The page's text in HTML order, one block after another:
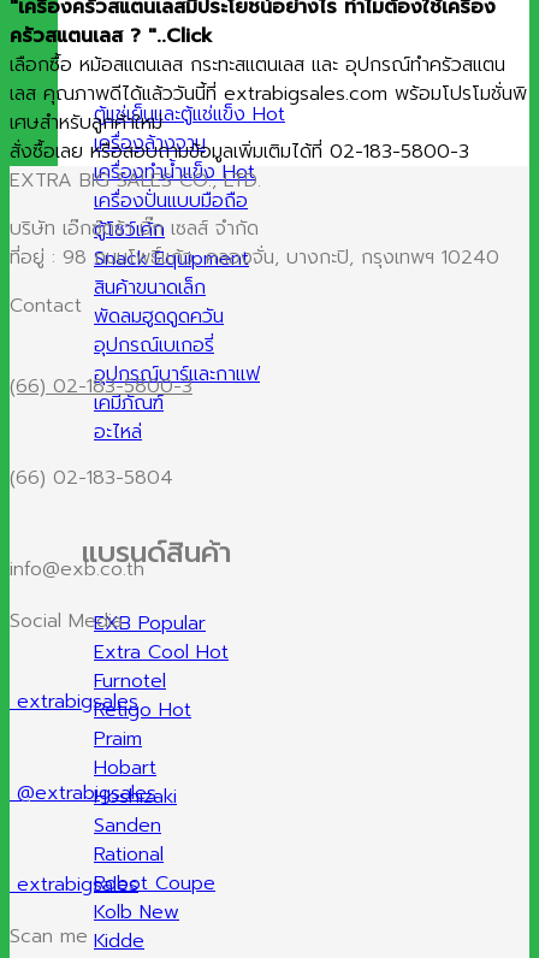
ตู้แช่เย็นและตู้แช่แข็ง
เครื่องล้างจาน
เครื่องทำน้ำแข็ง
เครื่องปั่นแบบมือถือ
ตู้โชว์เค้ก
Snack Equipment
สินค้าขนาดเล็ก
พัดลมฮูดดูดควัน
อุปกรณ์เบเกอรี่
อุปกรณ์บาร์และกาแฟ
เคมีภัณฑ์
อะไหล่
แบรนด์สินค้า
EXB
Extra Cool
Furnotel
Retigo
Praim
Hobart
Hoshizaki
Sanden
Rational
Robot Coupe
Kolb
Kidde
"เครื่องครัวสแตนเลสมีประโยชน์อย่างไร ทำไมต้องใช้เครื่อง
ครัวสแตนเลส ? "..Click
เลือกซื้อ หม้อสแตนเลส กระทะสแตนเลส และ อุปกรณ์ทำครัวสแตน
เลส คุณภาพดีได้แล้ววันนี้ที่ extrabigsales.com พร้อมโปรโมชั่นพิ
เศษสำหรับลูกค้าใหม่
สั่งซื้อเลย หรือสอบถามข้อมูลเพิ่มเติมได้ที่ 02-183-5800-3
EXTRA BIG SALES CO., LTD.
บริษัท เอ๊กซ์ตร้า บิ๊ก เซลส์ จำกัด
ที่อยู่ : 98 ถนนโพธิ์แก้ว, คลองจั่น, บางกะปิ, กรุงเทพฯ 10240
Contact
(66) 02-183-5800-3
(66) 02-183-5804
info@exb.co.th
Social Media
extrabigsales
@extrabigsales
extrabigsales
Scan me